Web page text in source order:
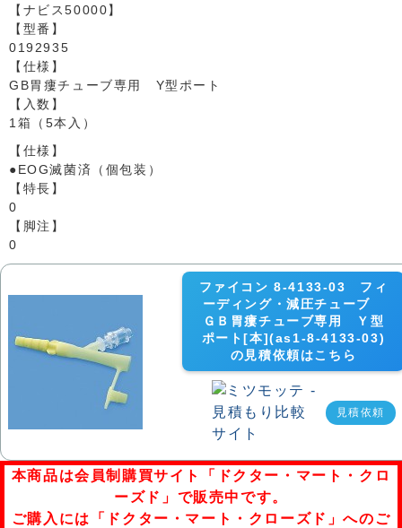
【ナビス50000】
【型番】
0192935
【仕様】
GB胃瘻チューブ専用 Y型ポート
【入数】
1箱（5本入）
【仕様】
●EOG滅菌済（個包装）
【特長】
0
【脚注】
0
ファイコン 8-4133-03 フィ
ーディング・減圧チューブ
ＧＢ胃瘻チューブ専用 Ｙ型
ポート[本](as1-8-4133-03)
の見積依頼はこちら
見積依頼
本商品は会員制購買サイト「ドクター・マート・クロ
ーズド」で販売中です。
ご購入には「ドクター・マート・クローズド」へのご